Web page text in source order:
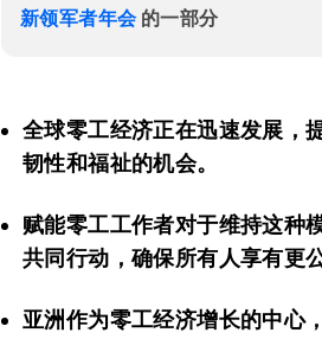
新领军者年会的一部分
全球零工经济正在迅速发展，
韧性和福祉的机会。
赋能零工工作者对于维持这种
共同行动，确保所有人享有更
亚洲作为零工经济增长的中心